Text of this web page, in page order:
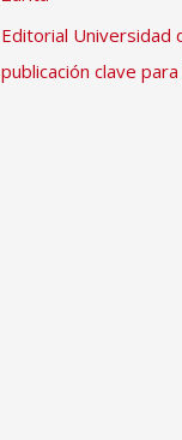
Editorial Universidad
publicación clave